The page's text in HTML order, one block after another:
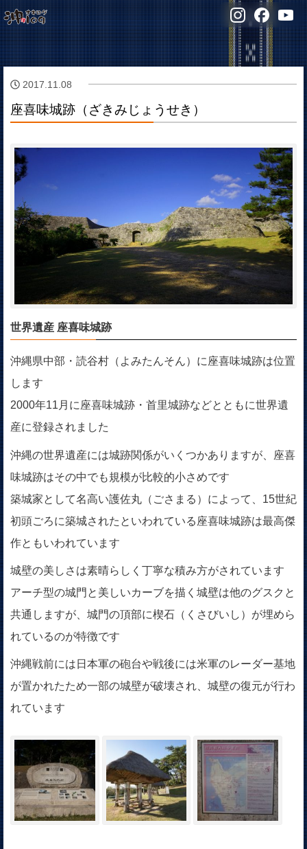
2017.11.08
座喜味城跡（ざきみじょうせき）
世界遺産 座喜味城跡
沖縄県中部・読谷村（よみたんそん）に座喜味城跡は位置
します
2000年11月に座喜味城跡・首里城跡などとともに世界遺
産に登録されました
沖縄の世界遺産には城跡関係がいくつかありますが、座喜
味城跡はその中でも規模が比較的小さめです
築城家として名高い護佐丸（ごさまる）によって、15世紀
初頭ごろに築城されたといわれている座喜味城跡は最高傑
作ともいわれています
城壁の美しさは素晴らしく丁寧な積み方がされています
アーチ型の城門と美しいカーブを描く城壁は他のグスクと
共通しますが、城門の頂部に楔石（くさびいし）が埋めら
れているのが特徴です
沖縄戦前には日本軍の砲台や戦後には米軍のレーダー基地
が置かれたため一部の城壁が破壊され、城壁の復元が行わ
れています